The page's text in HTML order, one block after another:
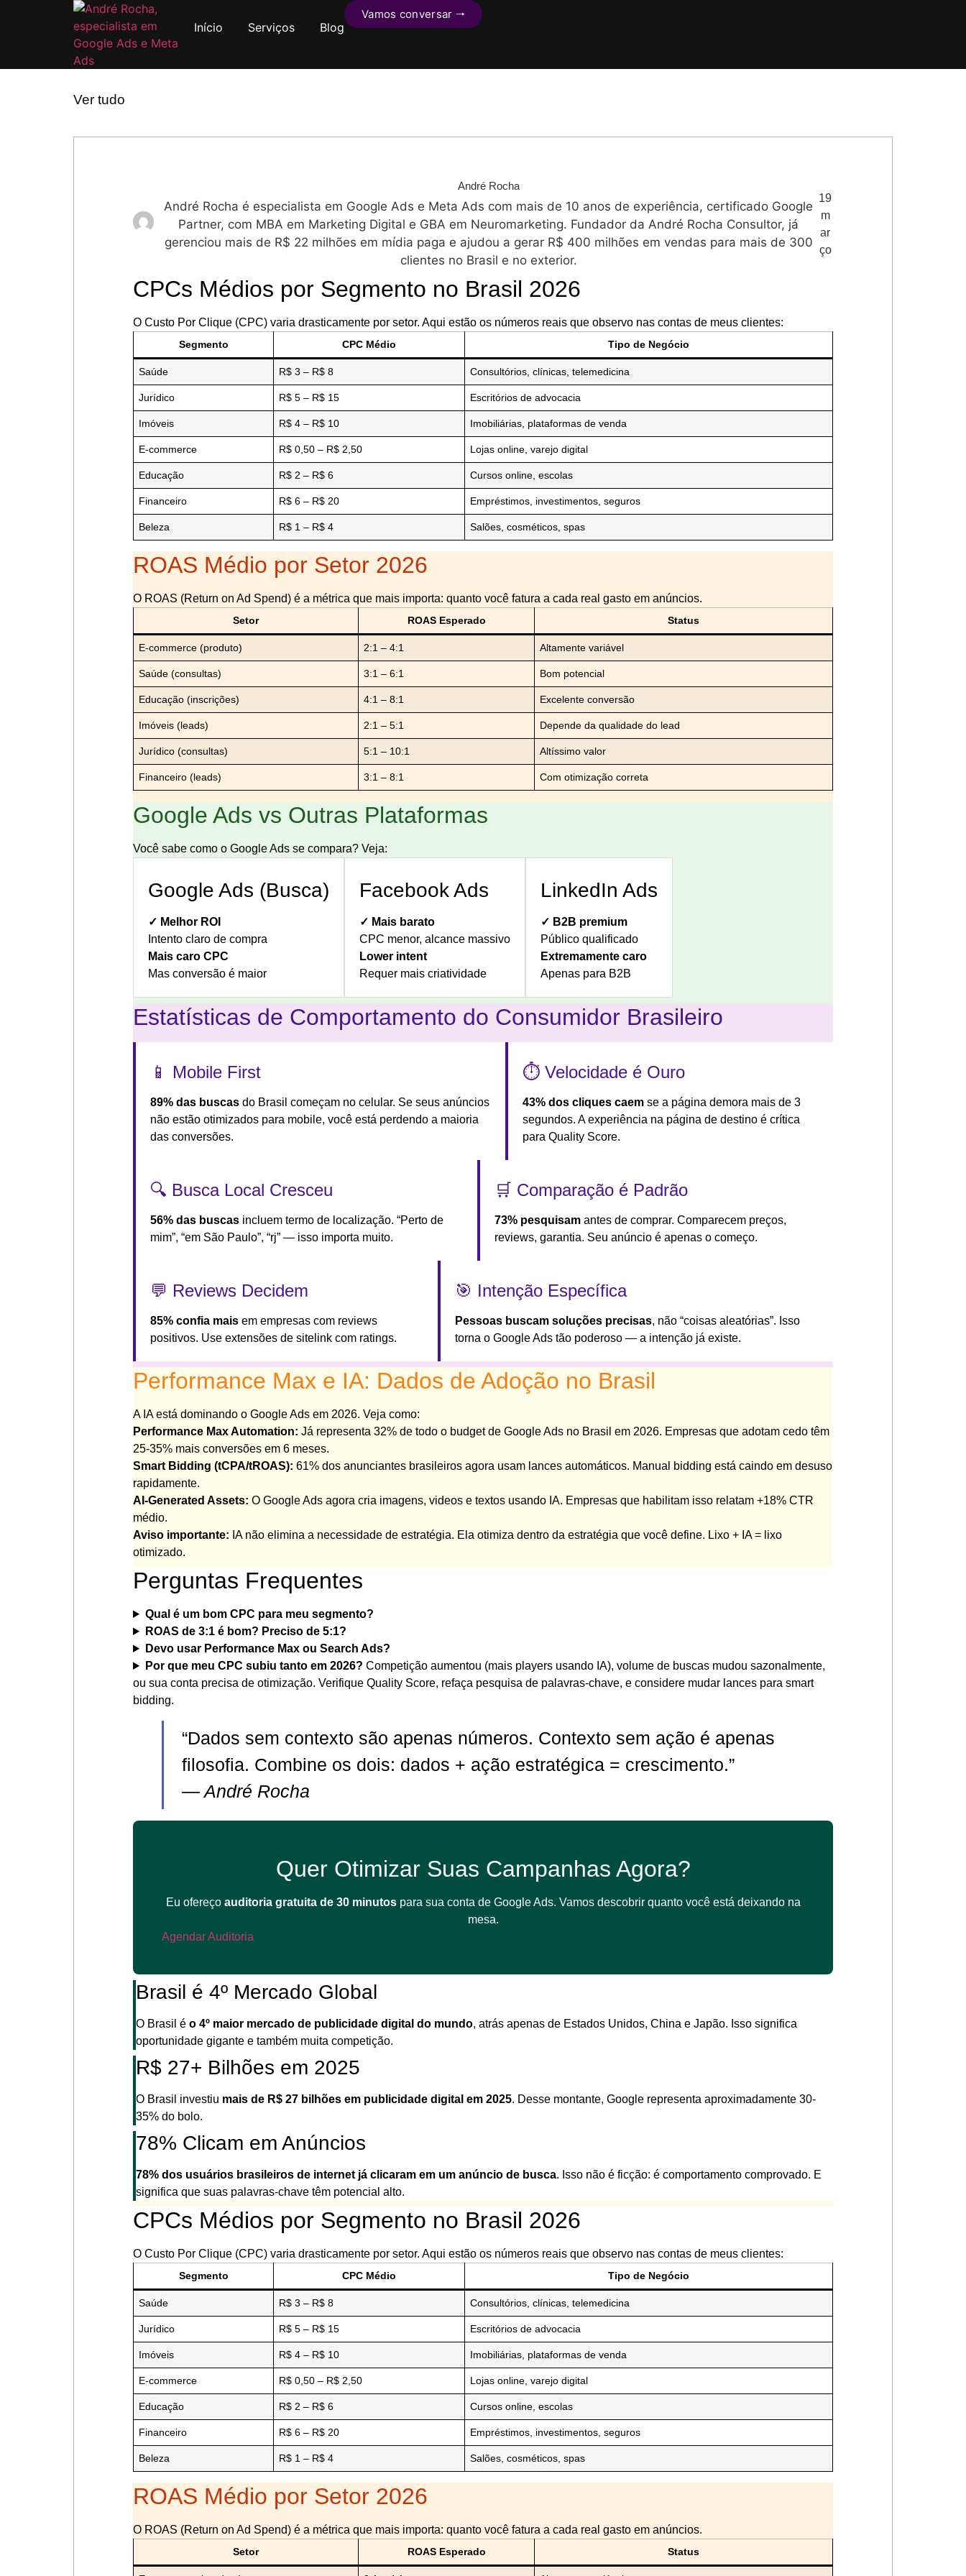
Início Serviços Blog
Vamos conversar 🠒
Ver tudo
André Rocha
André Rocha é especialista em Google Ads e Meta Ads com mais de 10 anos de experiência, certificado Google
Partner, com MBA em Marketing Digital e GBA em Neuromarketing. Fundador da André Rocha Consultor, já
gerenciou mais de R$ 22 milhões em mídia paga e ajudou a gerar R$ 400 milhões em vendas para mais de 300
clientes no Brasil e no exterior.
19
m
ar
ço
CPCs Médios por Segmento no Brasil 2026
O Custo Por Clique (CPC) varia drasticamente por setor. Aqui estão os números reais que observo nas contas de meus clientes:
Segmento CPC Médio Tipo de Negócio
Saúde R$ 3 – R$ 8 Consultórios, clínicas, telemedicina
Jurídico R$ 5 – R$ 15 Escritórios de advocacia
Imóveis R$ 4 – R$ 10 Imobiliárias, plataformas de venda
E-commerce R$ 0,50 – R$ 2,50 Lojas online, varejo digital
Educação R$ 2 – R$ 6 Cursos online, escolas
Financeiro R$ 6 – R$ 20 Empréstimos, investimentos, seguros
Beleza R$ 1 – R$ 4 Salões, cosméticos, spas
ROAS Médio por Setor 2026
O ROAS (Return on Ad Spend) é a métrica que mais importa: quanto você fatura a cada real gasto em anúncios.
Setor ROAS Esperado Status
E-commerce (produto) 2:1 – 4:1 Altamente variável
Saúde (consultas) 3:1 – 6:1 Bom potencial
Educação (inscrições) 4:1 – 8:1 Excelente conversão
Imóveis (leads) 2:1 – 5:1 Depende da qualidade do lead
Jurídico (consultas) 5:1 – 10:1 Altíssimo valor
Financeiro (leads) 3:1 – 8:1 Com otimização correta
Google Ads vs Outras Plataformas
Você sabe como o Google Ads se compara? Veja:
Google Ads (Busca)
✓ Melhor ROI
Intento claro de compra
Mais caro CPC
Mas conversão é maior
Facebook Ads
✓ Mais barato
CPC menor, alcance massivo
Lower intent
Requer mais criatividade
LinkedIn Ads
✓ B2B premium
Público qualificado
Extremamente caro
Apenas para B2B
Estatísticas de Comportamento do Consumidor Brasileiro
📱 Mobile First
89% das buscas do Brasil começam no celular. Se seus anúncios
não estão otimizados para mobile, você está perdendo a maioria
das conversões.
⏱️ Velocidade é Ouro
43% dos cliques caemse a página demora mais de 3
segundos. A experiência na página de destino é crítica
para Quality Score.
🔍 Busca Local Cresceu
56% das buscas incluem termo de localização. “Perto de
mim”, “em São Paulo”, “rj” — isso importa muito.
🛒 Comparação é Padrão
73% pesquisam antes de comprar. Comparecem preços,
reviews, garantia. Seu anúncio é apenas o começo.
💬 Reviews Decidem
85% confia mais em empresas com reviews
positivos. Use extensões de sitelink com ratings.
🎯 Intenção Específica
Pessoas buscam soluções precisas, não “coisas aleatórias”. Isso
torna o Google Ads tão poderoso — a intenção já existe.
Performance Max e IA: Dados de Adoção no Brasil
A IA está dominando o Google Ads em 2026. Veja como:
Performance Max Automation: Já representa 32% de todo o budget de Google Ads no Brasil em 2026. Empresas que adotam cedo têm
25-35% mais conversões em 6 meses.
Smart Bidding (tCPA/tROAS): 61% dos anunciantes brasileiros agora usam lances automáticos. Manual bidding está caindo em desuso
rapidamente.
AI-Generated Assets: O Google Ads agora cria imagens, videos e textos usando IA. Empresas que habilitam isso relatam +18% CTR
médio.
Aviso importante: IA não elimina a necessidade de estratégia. Ela otimiza dentro da estratégia que você define. Lixo + IA = lixo
otimizado.
Perguntas Frequentes
Qual é um bom CPC para meu segmento?
ROAS de 3:1 é bom? Preciso de 5:1?
Devo usar Performance Max ou Search Ads?
Por que meu CPC subiu tanto em 2026? Competição aumentou (mais players usando IA), volume de buscas mudou sazonalmente,
ou sua conta precisa de otimização. Verifique Quality Score, refaça pesquisa de palavras-chave, e considere mudar lances para smart
bidding.
“Dados sem contexto são apenas números. Contexto sem ação é apenas
filosofia. Combine os dois: dados + ação estratégica = crescimento.”
— André Rocha
Quer Otimizar Suas Campanhas Agora?
Eu ofereço auditoria gratuita de 30 minutospara sua conta de Google Ads. Vamos descobrir quanto você está deixando na
mesa.
Agendar Auditoria
Brasil é 4º Mercado Global
O Brasil é o 4º maior mercado de publicidade digital do mundo, atrás apenas de Estados Unidos, China e Japão. Isso significa
oportunidade gigante e também muita competição.
R$ 27+ Bilhões em 2025
O Brasil investiu mais de R$ 27 bilhões em publicidade digital em 2025. Desse montante, Google representa aproximadamente 30-
35% do bolo.
78% Clicam em Anúncios
78% dos usuários brasileiros de internet já clicaram em um anúncio de busca. Isso não é ficção: é comportamento comprovado. E
significa que suas palavras-chave têm potencial alto.
CPCs Médios por Segmento no Brasil 2026
O Custo Por Clique (CPC) varia drasticamente por setor. Aqui estão os números reais que observo nas contas de meus clientes:
Segmento CPC Médio Tipo de Negócio
Saúde R$ 3 – R$ 8 Consultórios, clínicas, telemedicina
Jurídico R$ 5 – R$ 15 Escritórios de advocacia
Imóveis R$ 4 – R$ 10 Imobiliárias, plataformas de venda
E-commerce R$ 0,50 – R$ 2,50 Lojas online, varejo digital
Educação R$ 2 – R$ 6 Cursos online, escolas
Financeiro R$ 6 – R$ 20 Empréstimos, investimentos, seguros
Beleza R$ 1 – R$ 4 Salões, cosméticos, spas
ROAS Médio por Setor 2026
O ROAS (Return on Ad Spend) é a métrica que mais importa: quanto você fatura a cada real gasto em anúncios.
Setor ROAS Esperado Status